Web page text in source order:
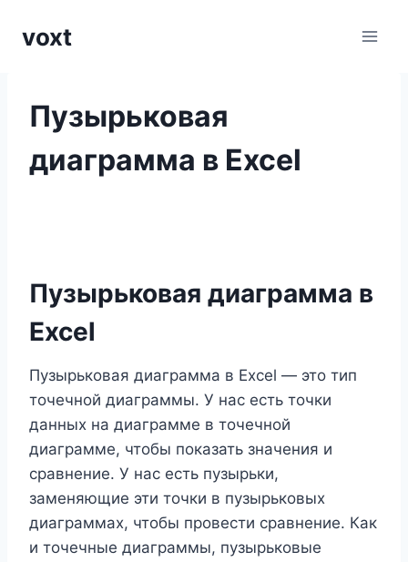
voxt
Пузырьковая
диаграмма в Excel
Пузырьковая диаграмма в
Excel
Пузырьковая диаграмма в Excel — это тип
точечной диаграммы. У нас есть точки
данных на диаграмме в точечной
диаграмме, чтобы показать значения и
сравнение. У нас есть пузырьки,
заменяющие эти точки в пузырьковых
диаграммах, чтобы провести сравнение. Как
и точечные диаграммы, пузырьковые